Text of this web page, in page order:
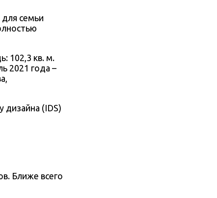
семьи
102,3 кв. м.
2021 года –
,
(IDS)
Ближе всего